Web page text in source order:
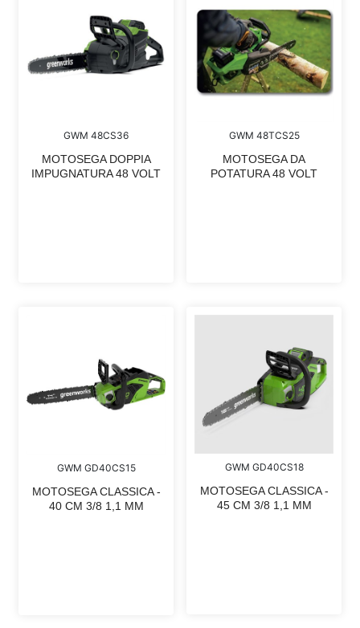
GWM 48CS36
MOTOSEGA DOPPIA
IMPUGNATURA 48 VOLT
GWM 48TCS25
MOTOSEGA DA
POTATURA 48 VOLT
GWM GD40CS15
MOTOSEGA CLASSICA -
40 CM 3/8 1,1 MM
GWM GD40CS18
MOTOSEGA CLASSICA -
45 CM 3/8 1,1 MM